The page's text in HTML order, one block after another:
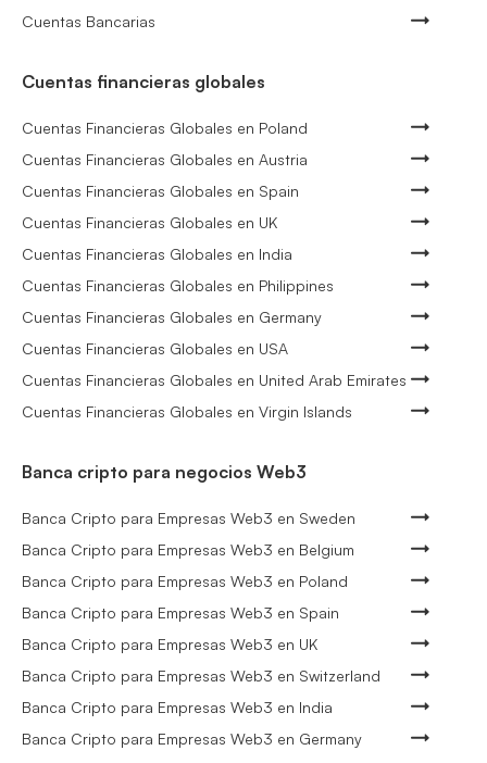
Cuentas Bancarias
Cuentas financieras globales
Cuentas Financieras Globales en Poland
Cuentas Financieras Globales en Austria
Cuentas Financieras Globales en Spain
Cuentas Financieras Globales en UK
Cuentas Financieras Globales en India
Cuentas Financieras Globales en Philippines
Cuentas Financieras Globales en Germany
Cuentas Financieras Globales en USA
Cuentas Financieras Globales en United Arab Emirates
Cuentas Financieras Globales en Virgin Islands
Banca cripto para negocios Web3
Banca Cripto para Empresas Web3 en Sweden
Banca Cripto para Empresas Web3 en Belgium
Banca Cripto para Empresas Web3 en Poland
Banca Cripto para Empresas Web3 en Spain
Banca Cripto para Empresas Web3 en UK
Banca Cripto para Empresas Web3 en Switzerland
Banca Cripto para Empresas Web3 en India
Banca Cripto para Empresas Web3 en Germany